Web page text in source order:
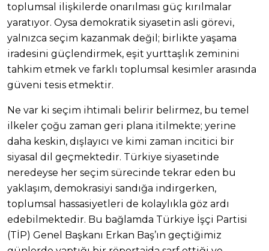
toplumsal ilişkilerde onarılması güç kırılmalar
yaratıyor. Oysa demokratik siyasetin asli görevi,
yalnızca seçim kazanmak değil; birlikte yaşama
iradesini güçlendirmek, eşit yurttaşlık zeminini
tahkim etmek ve farklı toplumsal kesimler arasında
güveni tesis etmektir.
Ne var ki seçim ihtimali belirir belirmez, bu temel
ilkeler çoğu zaman geri plana itilmekte; yerine
daha keskin, dışlayıcı ve kimi zaman incitici bir
siyasal dil geçmektedir. Türkiye siyasetinde
neredeyse her seçim sürecinde tekrar eden bu
yaklaşım, demokrasiyi sandığa indirgerken,
toplumsal hassasiyetleri de kolaylıkla göz ardı
edebilmektedir. Bu bağlamda Türkiye İşçi Partisi
(TİP) Genel Başkanı Erkan Baş’ın geçtiğimiz